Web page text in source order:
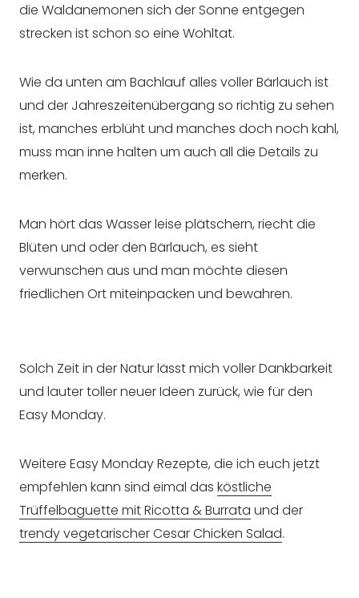
die Waldanemonen sich der Sonne entgegen
strecken ist schon so eine Wohltat.
Wie da unten am Bachlauf alles voller Bärlauch ist
und der Jahreszeitenübergang so richtig zu sehen
ist, manches erblüht und manches doch noch kahl,
muss man inne halten um auch all die Details zu
merken.
Man hört das Wasser leise plätschern, riecht die
Blüten und oder den Bärlauch, es sieht
verwunschen aus und man möchte diesen
friedlichen Ort miteinpacken und bewahren.
Solch Zeit in der Natur lässt mich voller Dankbarkeit
und lauter toller neuer Ideen zurück, wie für den
Easy Monday.
Weitere Easy Monday Rezepte, die ich euch jetzt
empfehlen kann sind eimal das köstliche
Trüffelbaguette mit Ricotta & Burrata und der
trendy vegetarischer Cesar Chicken Salad.